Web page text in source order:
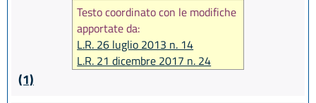
Testo coordinato con le modifiche
apportate da:
L.R. 26 luglio 2013 n. 14
L.R. 21 dicembre 2017 n. 24
(1)